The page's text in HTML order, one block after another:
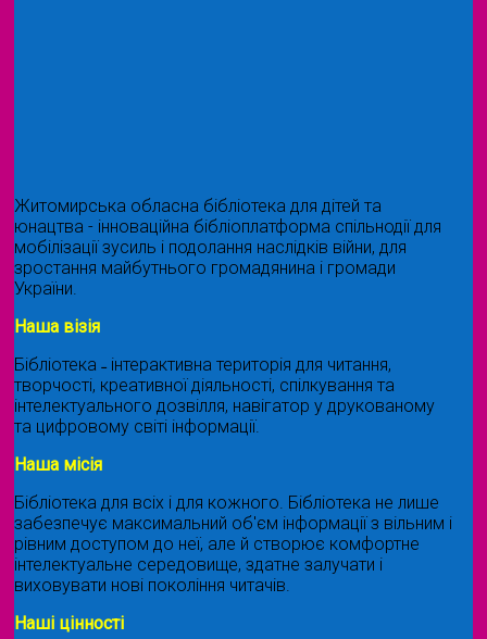
Житомирська обласна бібліотека для дітей та
юнацтва - інноваційна бібліоплатформа спільнодії для
мобілізації зусиль і подолання наслідків війни, для
зростання майбутнього громадянина і громади
України.
Наша візія
Бібліотека ˗ інтерактивна територія для читання,
творчості, креативної діяльності, спілкування та
інтелектуального дозвілля, навігатор у друкованому
та цифровому світі інформації.
Наша місія
Бібліотека для всіх і для кожного. Бібліотека не лише
забезпечує максимальний об'єм інформації з вільним і
рівним доступом до неї, але й створює комфортне
інтелектуальне середовище, здатне залучати і
виховувати нові покоління читачів.
Наші цінності